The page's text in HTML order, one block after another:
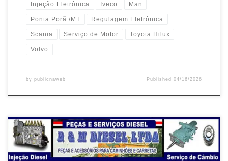
Injeção Eletrônica Iveco Man
Ponta Porã /MT Regulagem Eletrônica
Scania Serviço de Motor Toyota Hilux
Volvo
by publicnaweb Published04/16/2026